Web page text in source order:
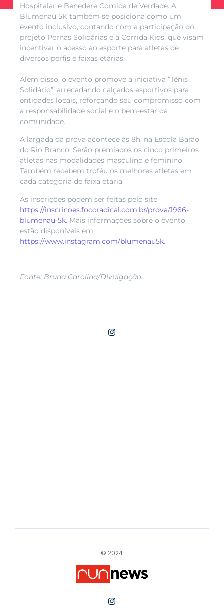
Hospitalar e Benedere Comida de Verdade. A
Blumenau 5K também se posiciona como um
evento inclusivo, contando com a participação do
projeto Pernas Solidárias e a Corrida Kids, que visam
incentivar o acesso ao esporte para atletas de
diversos perfis e faixas etárias.
Além disso, o evento promove a iniciativa “Tênis
Solidário”, arrecadando calçados esportivos para
entidades locais, reforçando seu compromisso com
a responsabilidade social e o bem-estar da
comunidade.
A largada da prova acontece às 8h, na Escola Barão
do Rio Branco. Serão premiados os cinco primeiros
atletas nas modalidades masculino e feminino.
Também recebem troféu os melhores atletas em
cada categoria de faixa etária.
As inscrições podem ser feitas pelo site
https://inscricoes.focoradical.com.br/prova/1966-
blumenau-5k. Mais informações sobre o evento
estão disponíveis em
https://www.instagram.com/blumenau5k.
Fonte: Bruna Carolina/Divulgação.
© 2024